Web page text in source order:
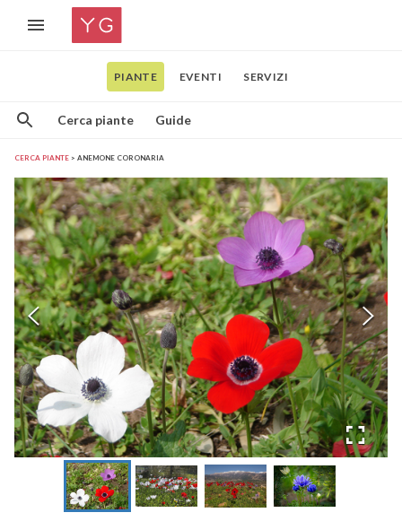
PIANTE EVENTI SERVIZI
Cerca piante Guide
CERCA PIANTE ANEMONE CORONARIA